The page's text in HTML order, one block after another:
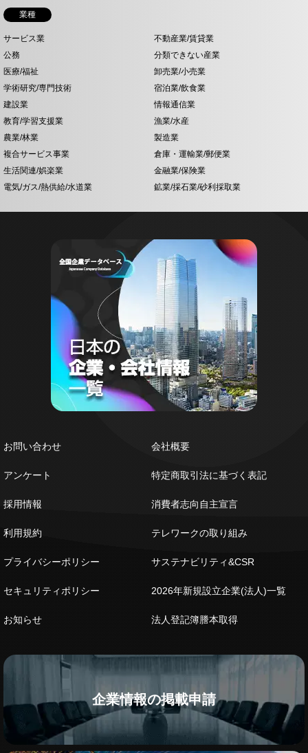
業種
サービス業
不動産業/賃貸業
公務
分類できない産業
医療/福祉
卸売業/小売業
学術研究/専門技術
宿泊業/飲食業
建設業
情報通信業
教育/学習支援業
漁業/水産
農業/林業
製造業
複合サービス事業
倉庫・運輸業/郵便業
生活関連/娯楽業
金融業/保険業
電気/ガス/熱供給/水道業
鉱業/採石業/砂利採取業
お問い合わせ
アンケート
採用情報
利用規約
プライバシーポリシー
セキュリティポリシー
お知らせ
会社概要
特定商取引法に基づく表記
消費者志向自主宣言
テレワークの取り組み
サステナビリティ&CSR
2026年新規設立企業(法人)一覧
法人登記簿謄本取得
企業情報の掲載申請